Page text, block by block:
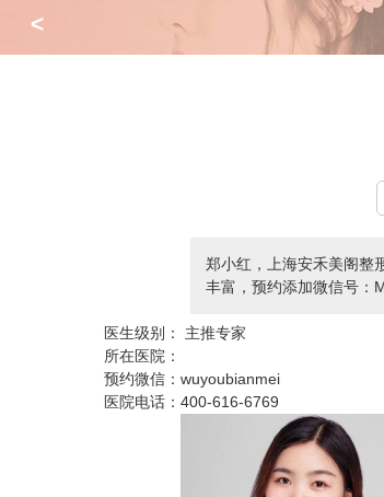
<
郑小红，上海安禾美阁整
丰富，预约添加微信号：
医生级别：
主推专家
所在医院：
预约微信：wuyoubianmei
医院电话：400-616-6769